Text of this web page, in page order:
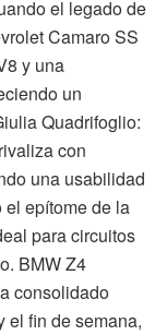
el legado de
Camaro SS
y una
un
Quadrifoglio:
con
una usabilidad
el epítome de la
para circuitos
BMW Z4
consolidado
el fin de semana,